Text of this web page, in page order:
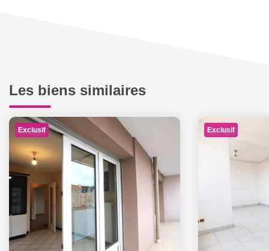
Les biens similaires
Exclusif Exclusif